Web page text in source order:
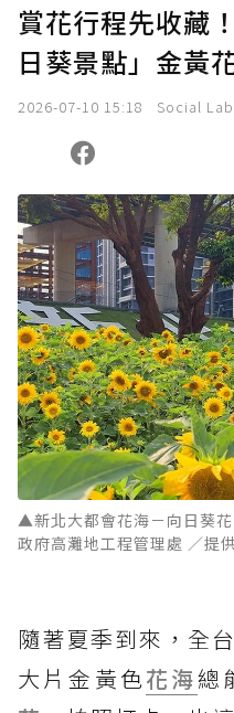
賞花行程先收藏
日葵景點」金黃
2026-07-10 15:18 Social
▲新北大都會花海－向日葵
政府高灘地工程管理處 ／提供
隨著夏季到來，全
大片金黃色花海總